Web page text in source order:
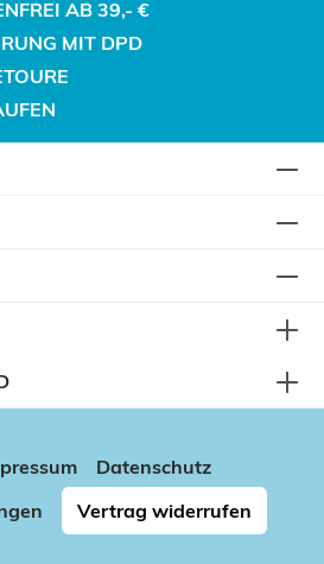
AB 39,- €
MIT DPD
Datenschutz
Vertrag widerrufen